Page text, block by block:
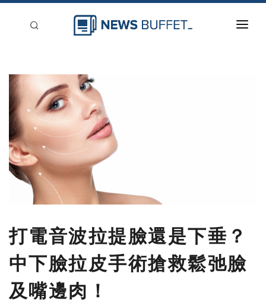
新聞稿分類
登入
刊登
打電音波拉提臉還是下垂？
中下臉拉皮手術搶救鬆弛臉
及嘴邊肉！